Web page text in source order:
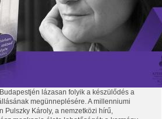
lázasan folyik a készülődés a
megünneplésére. A millenniumi
Pulszky Károly, a nemzetközi hírű,